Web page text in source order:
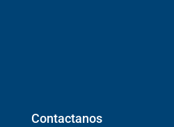
Contactanos